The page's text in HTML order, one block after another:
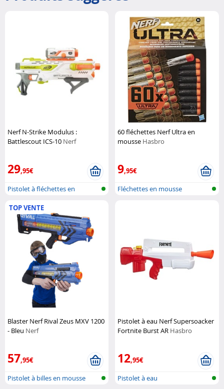
Nerf N-Strike Modulus :
Battlescout ICS-10 Nerf
29,95€
Pistolet à fléchettes en
60 fléchettes Nerf Ultra en
mousse Hasbro
9,95€
Fléchettes en mousse
TOP VENTE
Blaster Nerf Rival Zeus MXV 1200
- Bleu Nerf
57,95€
Pistolet à billes en mousse
Pistolet à eau Nerf Supersoacker
Fortnite Burst AR Hasbro
12,95€
Pistolet à eau